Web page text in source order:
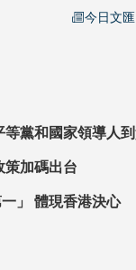
今日文匯
優勢 惠港政策加碼出台
【特寫】緊跟兩會「搶第一」 體現香港決心